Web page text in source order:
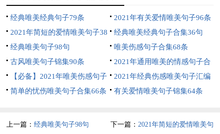
经典唯美经典句子79条
2021年有关爱情唯美句子96条
2021年简短的爱情唯美句子38
句
经典唯美经典句子合集36句
经典唯美句子98句
唯美伤感句子合集68条
古风唯美句子锦集90条
2021年通用唯美的情感句子合
集89句
【必备】2021年唯美伤感句子
摘录56条
2021年经典伤感唯美句子汇编
56句
简单的忧伤唯美句子合集66条 有关爱情唯美句子锦集64条
上一篇：经典唯美句子98句 下一篇： 2021年简短的爱情唯美句